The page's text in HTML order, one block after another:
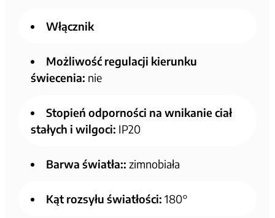
Włącznik
Możliwość regulacji kierunku
świecenia: nie
Stopień odporności na wnikanie ciał
stałych i wilgoci: IP20
Barwa światła:: zimnobiała
Kąt rozsyłu światłości: 180°